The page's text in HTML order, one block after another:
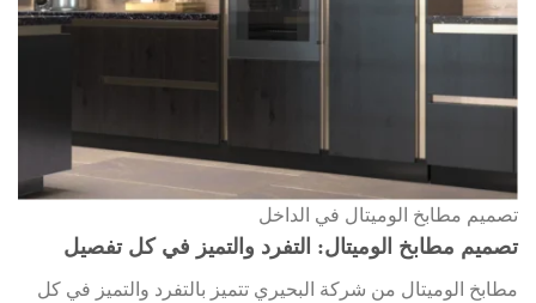
تصميم مطابخ الوميتال في الداخل
تصميم مطابخ الوميتال: التفرد والتميز في كل تفصيل
مطابخ الوميتال من شركة البحيري تتميز بالتفرد والتميز في كل